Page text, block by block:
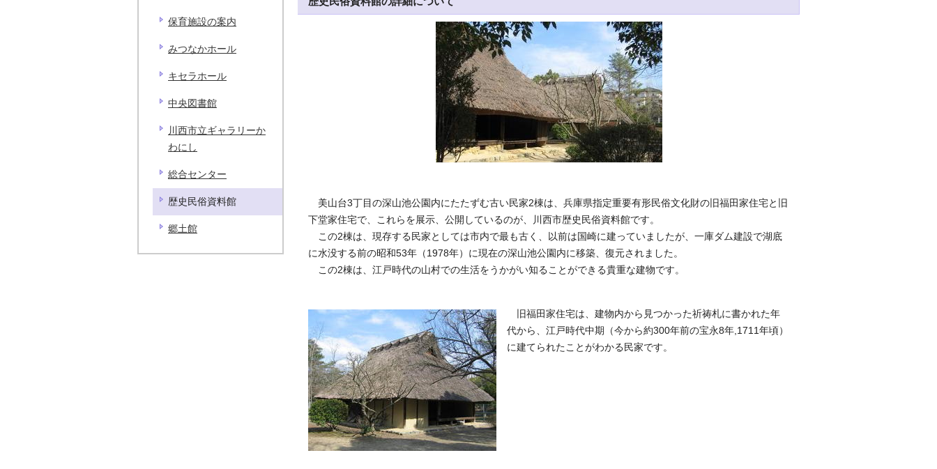
美山台3丁目の深山池公園内にたたずむ古い民家2棟は、兵庫県指定重要有形民俗文化財の旧福田家住宅と旧
下堂家住宅で、これらを展示、公開しているのが、川西市歴史民俗資料館です。
この2棟は、現存する民家としては市内で最も古く、以前は国崎に建っていましたが、一庫ダム建設で湖底
に水没する前の昭和53年（1978年）に現在の深山池公園内に移築、復元されました。
この2棟は、江戸時代の山村での生活をうかがい知ることができる貴重な建物です。
旧福田家住宅は、建物内から見つかった祈祷札に書かれた年
代から、江戸時代中期（今から約300年前の宝永8年,1711年頃）
に建てられたことがわかる民家です。
保育施設の案内
みつなかホール
キセラホール
中央図書館
川西市立ギャラリーか
わにし
総合センター
歴史民俗資料館
郷土館